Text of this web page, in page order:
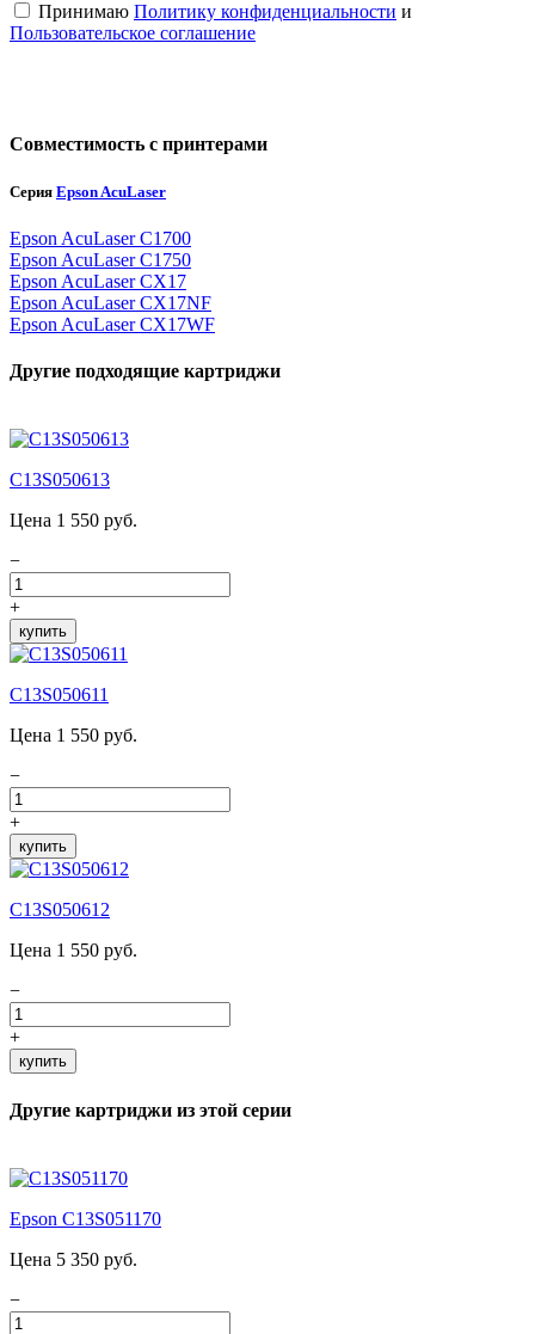
Принимаю Политику конфиденциальности и
Пользовательское соглашение
Совместимость с принтерами
Серия Epson AcuLaser
Epson AcuLaser C1700
Epson AcuLaser C1750
Epson AcuLaser CX17
Epson AcuLaser CX17NF
Epson AcuLaser CX17WF
Другие подходящие картриджи
C13S050613
Цена 1 550 руб.
−
+
купить
C13S050611
Цена 1 550 руб.
−
+
купить
C13S050612
Цена 1 550 руб.
−
+
купить
Другие картриджи из этой серии
Epson C13S051170
Цена 5 350 руб.
−